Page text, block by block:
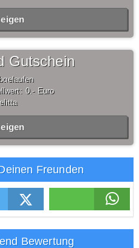
Gutschein
0,- Euro
Freunden
Bewertung